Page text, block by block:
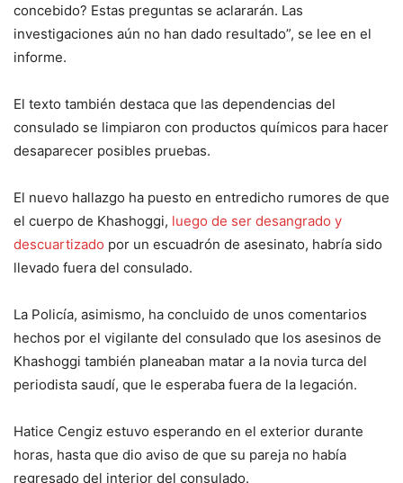
concebido? Estas preguntas se aclararán. Las
investigaciones aún no han dado resultado”, se lee en el
informe.
El texto también destaca que las dependencias del
consulado se limpiaron con productos químicos para hacer
desaparecer posibles pruebas.
El nuevo hallazgo ha puesto en entredicho rumores de que
el cuerpo de Khashoggi, luego de ser desangrado y
descuartizado por un escuadrón de asesinato, habría sido
llevado fuera del consulado.
La Policía, asimismo, ha concluido de unos comentarios
hechos por el vigilante del consulado que los asesinos de
Khashoggi también planeaban matar a la novia turca del
periodista saudí, que le esperaba fuera de la legación.
Hatice Cengiz estuvo esperando en el exterior durante
horas, hasta que dio aviso de que su pareja no había
regresado del interior del consulado.